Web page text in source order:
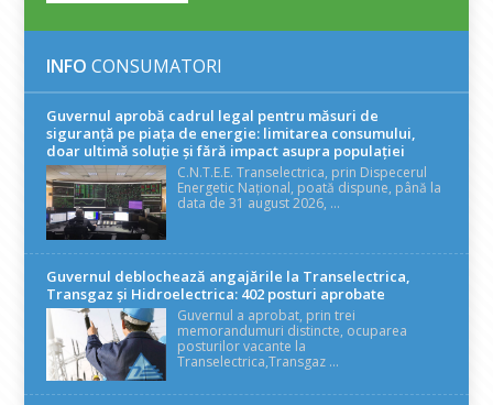
INFO CONSUMATORI
Guvernul aprobă cadrul legal pentru măsuri de
siguranță pe piața de energie: limitarea consumului,
doar ultimă soluție și fără impact asupra populației
C.N.T.E.E. Transelectrica, prin Dispecerul
Energetic Național, poată dispune, până la
data de 31 august 2026, ...
Guvernul deblochează angajările la Transelectrica,
Transgaz și Hidroelectrica: 402 posturi aprobate
Guvernul a aprobat, prin trei
memorandumuri distincte, ocuparea
posturilor vacante la
Transelectrica,Transgaz ...